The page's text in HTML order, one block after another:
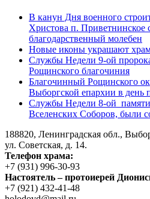
В канун Дня военного
Христова п. Приветнинское
благодарственный молебен
Новые иконы украшают
Службы Недели 9-ой
Рощинского благочиния
Благочинный Рощинского
Выборгской епархии в день
Службы Недели 8-ой памяти
Вселенских Соборов, были
188820, Ленинградская обл.,
ул. Советская, д. 14.
Телефон храма:
+7 (931) 996-30-93
Настоятель – протоиерей
+7 (921) 432-41-48